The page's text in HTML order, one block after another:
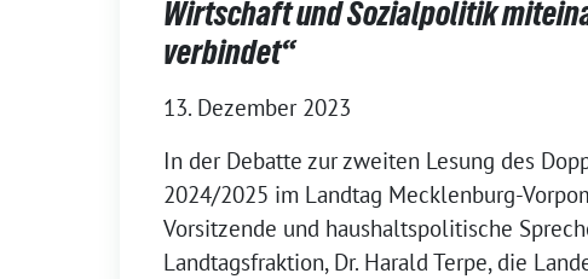
Wirtschaft und Sozialpolitik
verbindet“
13. Dezember 2023
In der Debatte zur zweiten Lesung des
2024/2025 im Landtag Mecklenburg-
Vorsitzende und haushaltspolitische
Landtagsfraktion, Dr. Harald Terpe, die